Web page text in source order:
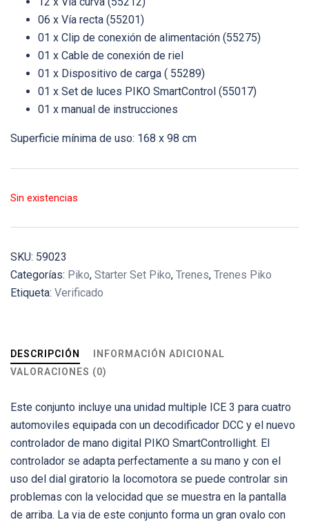
06 x Vía recta (55201)
01 x Clip de conexión de alimentación (55275)
01 x Cable de conexión de riel
01 x Dispositivo de carga ( 55289)
01 x Set de luces PIKO SmartControl (55017)
01 x manual de instrucciones
Superficie mínima de uso: 168 x 98 cm
Sin existencias
SKU: 59023
Categorías: Piko, Starter Set Piko, Trenes, Trenes Piko
Etiqueta: Verificado
DESCRIPCIÓN
INFORMACIÓN ADICIONAL
VALORACIONES (0)
Este conjunto incluye una unidad multiple ICE 3 para cuatro
automoviles equipada con un decodificador DCC y el nuevo
controlador de mano digital PIKO SmartControllight. El
controlador se adapta perfectamente a su mano y con el
uso del dial giratorio la locomotora se puede controlar sin
problemas con la velocidad que se muestra en la pantalla
de arriba. La via de este conjunto forma un gran ovalo con